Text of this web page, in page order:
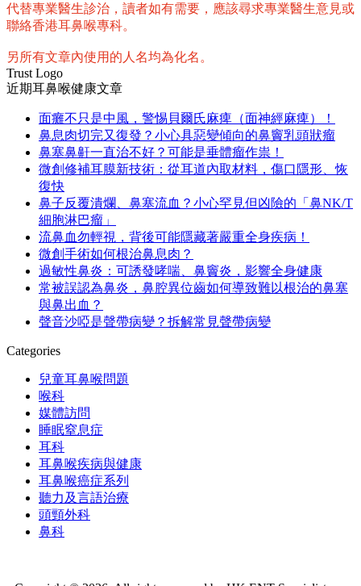
代替專業醫生診治，讀者如有需要，應該尋求專業醫生意見或
聯絡香港耳鼻喉專科。
另所有文章內使用的人名均為化名。
Trust Logo
近期耳鼻喉健康文章
面癱不只是中風，警惕貝爾氏麻痺（面神經麻痺）！
鼻息肉切完又復發？小心具惡變傾向的鼻竇乳頭狀瘤
鼻塞鼻鼾一直治不好？可能是垂體瘤作祟！
微創修補耳膜新技術：從耳道內取材料，傷口隱形、恢
復快
鼻子反覆潰爛、鼻塞流血？小心罕見但凶險的「鼻NK/T
細胞淋巴瘤」
流鼻血勿輕視，背後可能隱藏著嚴重全身疾病！
微創手術如何根治鼻息肉？
過敏性鼻炎：可誘發哮喘、鼻竇炎，影響全身健康
常被誤認為鼻炎，鼻腔異位齒如何導致難以根治的鼻塞
與鼻出血？
聲音沙啞是聲帶病變？拆解常見聲帶病變
Categories
兒童耳鼻喉問題
喉科
媒體訪問
睡眠窒息症
耳科
耳鼻喉疾病與健康
耳鼻喉癌症系列
聽力及言語治療
頭頸外科
鼻科